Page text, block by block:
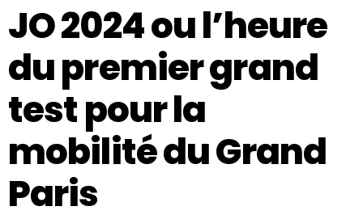
JO 2024 ou l’heure
du premier grand
test pour la
mobilité du Grand
Paris